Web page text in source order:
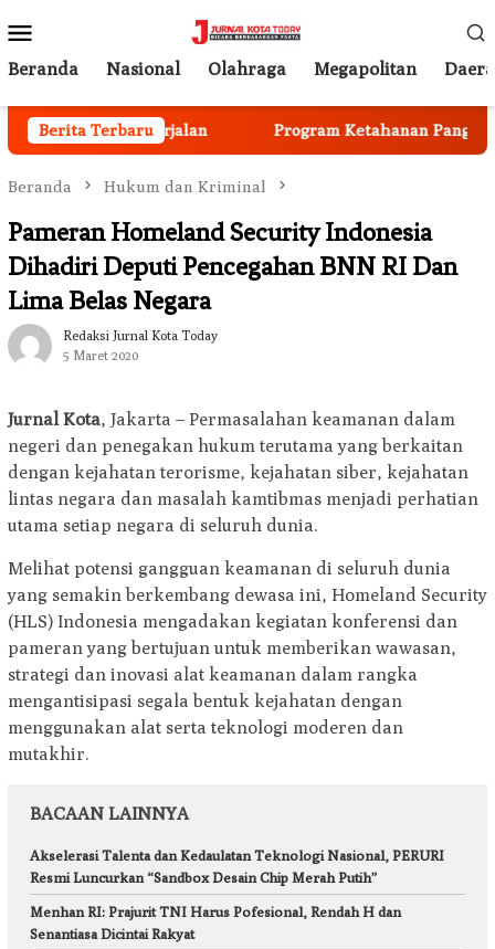
ke
kontenMobile
Beranda Nasional Olahraga Megapolitan
Berita Terbaru
Mulai Berjalan Program Ketahanan Pangan
Beranda Hukum dan Kriminal
Pameran Homeland Security Indonesia
Dihadiri Deputi Pencegahan BNN RI Dan
Lima Belas Negara
Redaksi Jurnal Kota Today
5 Maret 2020
Jurnal Kota, Jakarta – Permasalahan keamanan dalam
negeri dan penegakan hukum terutama yang berkaitan
dengan kejahatan terorisme, kejahatan siber, kejahatan
lintas negara dan masalah kamtibmas menjadi perhatian
utama setiap negara di seluruh dunia.
Melihat potensi gangguan keamanan di seluruh dunia
yang semakin berkembang dewasa ini, Homeland Security
(HLS) Indonesia mengadakan kegiatan konferensi dan
pameran yang bertujuan untuk memberikan wawasan,
strategi dan inovasi alat keamanan dalam rangka
mengantisipasi segala bentuk kejahatan dengan
menggunakan alat serta teknologi moderen dan
mutakhir.
BACAAN LAINNYA
Akselerasi Talenta dan Kedaulatan Teknologi Nasional, PERURI
Resmi Luncurkan “Sandbox Desain Chip Merah Putih”
Menhan RI: Prajurit TNI Harus Pofesional, Rendah H dan
Senantiasa Dicintai Rakyat